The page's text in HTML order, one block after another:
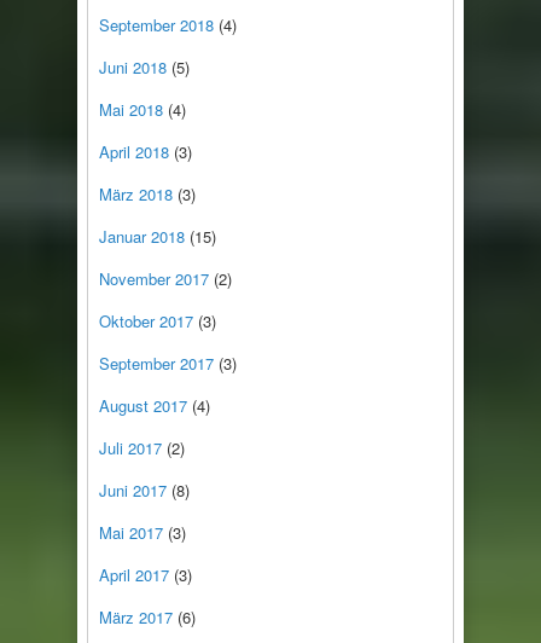
September 2018 (4)
Juni 2018 (5)
Mai 2018 (4)
April 2018 (3)
März 2018 (3)
Januar 2018 (15)
November 2017 (2)
Oktober 2017 (3)
September 2017 (3)
August 2017 (4)
Juli 2017 (2)
Juni 2017 (8)
Mai 2017 (3)
April 2017 (3)
März 2017 (6)